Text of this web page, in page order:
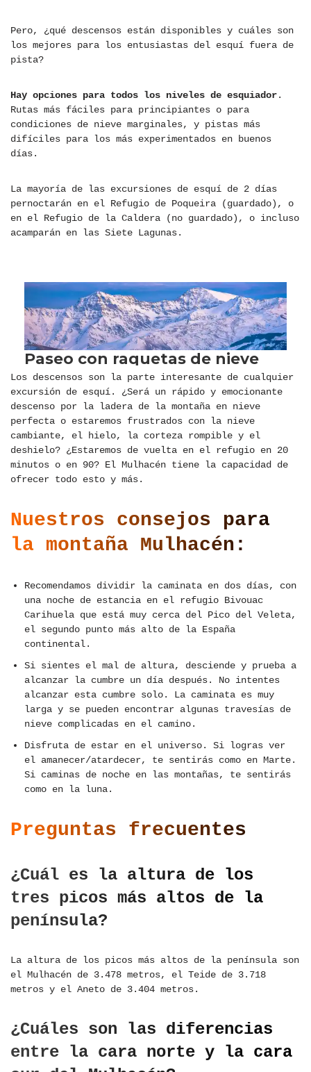
Pero, ¿qué descensos están disponibles y cuáles son
los mejores para los entusiastas del esquí fuera de
pista?
Hay opciones para todos los niveles de esquiador.
Rutas más fáciles para principiantes o para
condiciones de nieve marginales, y pistas más
difíciles para los más experimentados en buenos
días.
La mayoría de las excursiones de esquí de 2 días
pernoctarán en el Refugio de Poqueira (guardado), o
en el Refugio de la Caldera (no guardado), o incluso
acamparán en las Siete Lagunas.
Los descensos son la parte interesante de cualquier
excursión de esquí. ¿Será un rápido y emocionante
descenso por la ladera de la montaña en nieve
perfecta o estaremos frustrados con la nieve
cambiante, el hielo, la corteza rompible y el
deshielo? ¿Estaremos de vuelta en el refugio en 20
minutos o en 90? El Mulhacén tiene la capacidad de
ofrecer todo esto y más.
Nuestros consejos para
la montaña Mulhacén:
Recomendamos dividir la caminata en dos días, con
una noche de estancia en el refugio Bivouac
Carihuela que está muy cerca del Pico del Veleta,
el segundo punto más alto de la España
continental.
Si sientes el mal de altura, desciende y prueba a
alcanzar la cumbre un día después. No intentes
alcanzar esta cumbre solo. La caminata es muy
larga y se pueden encontrar algunas travesías de
nieve complicadas en el camino.
Disfruta de estar en el universo. Si logras ver
el amanecer/atardecer, te sentirás como en Marte.
Si caminas de noche en las montañas, te sentirás
como en la luna.
Preguntas frecuentes
¿Cuál es la altura de los
tres picos más altos de la
península?
La altura de los picos más altos de la península son
el Mulhacén de 3.478 metros, el Teide de 3.718
metros y el Aneto de 3.404 metros.
¿Cuáles son las diferencias
entre la cara norte y la cara